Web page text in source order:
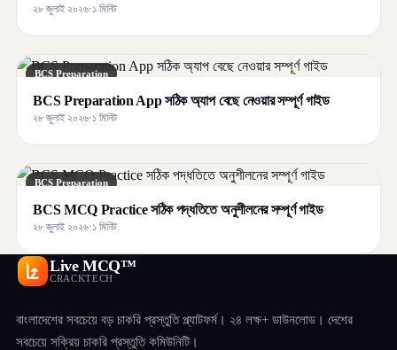
২৮ জুলাই ২০২৬·১ মিনিট
BCS Preparation
BCS Preparation App সঠিক অ্যাপ বেছে নেওয়ার সম্পূর্ণ গাইড
২৮ জুলাই ২০২৬·১ মিনিট
BCS Preparation
BCS MCQ Practice সঠিক পদ্ধতিতে অনুশীলনের সম্পূর্ণ গাইড
২৮ জুলাই ২০২৬·১ মিনিট
Live MCQ™
CRACKTECH
বাংলাদেশের সবচেয়ে বড় চাকরি প্রস্তুতি প্ল্যাটফর্ম। ২৪ লক্ষ+ ডাউনলোড। দেশের
সবচেয়ে সক্রিয় চাকরি প্রস্তুতি কমিউনিটি।